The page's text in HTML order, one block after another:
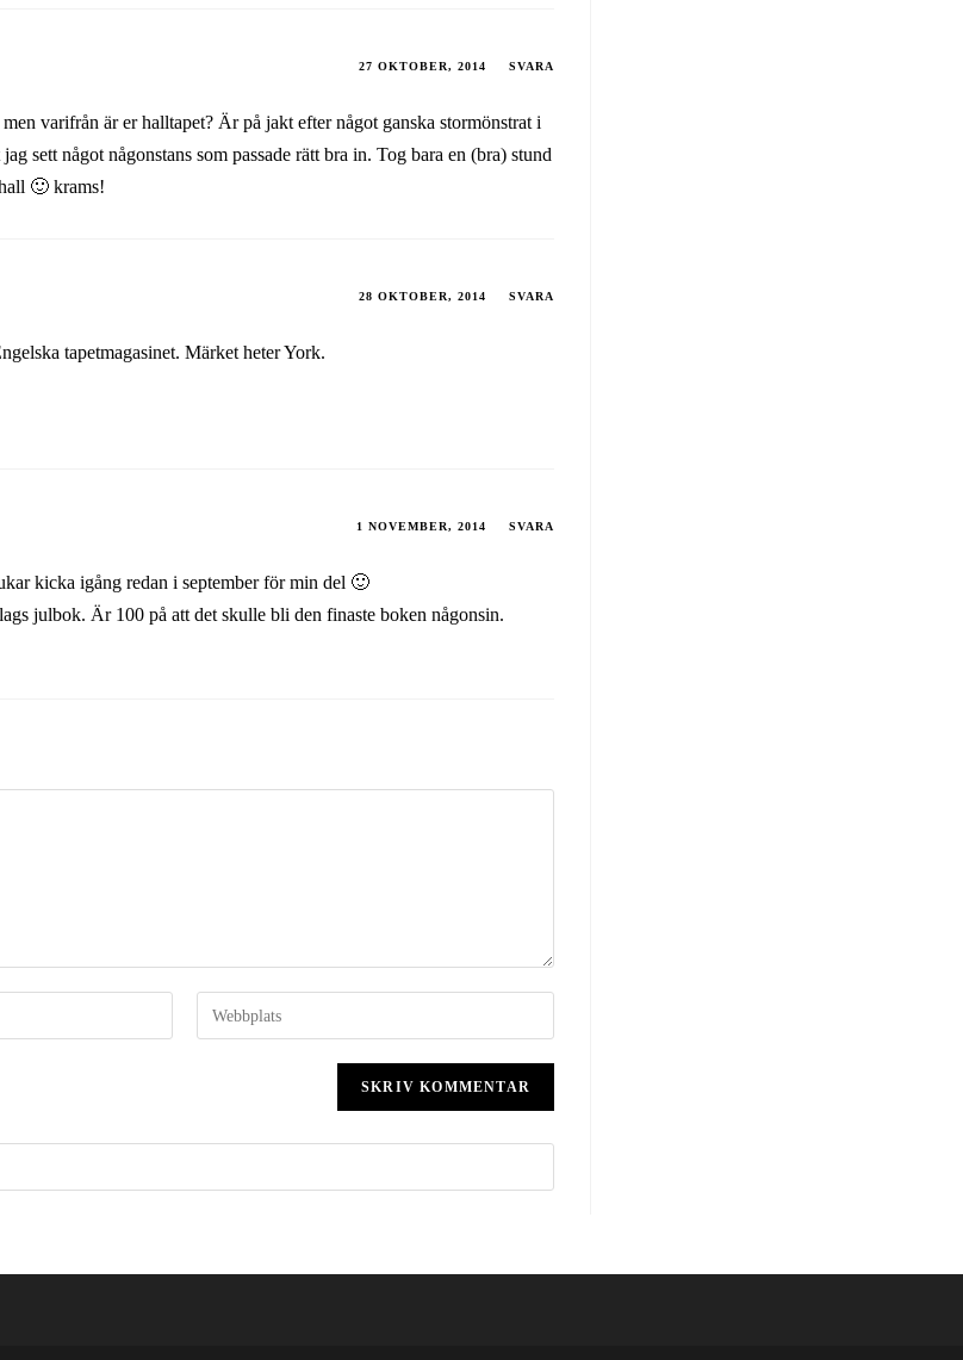
27 OKTOBER, 2014 SVARA
varifrån är er halltapet? Är på jakt efter något ganska stormönstrat i
sett något någonstans som passade rätt bra in. Tog bara en (bra) stund
🙂 krams!
28 OKTOBER, 2014 SVARA
tapetmagasinet. Märket heter York.
1 NOVEMBER, 2014 SVARA
kicka igång redan i september för min del 🙂
julbok. Är 100 på att det skulle bli den finaste boken någonsin.